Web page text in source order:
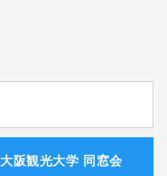
⼤阪観光⼤学 同窓会